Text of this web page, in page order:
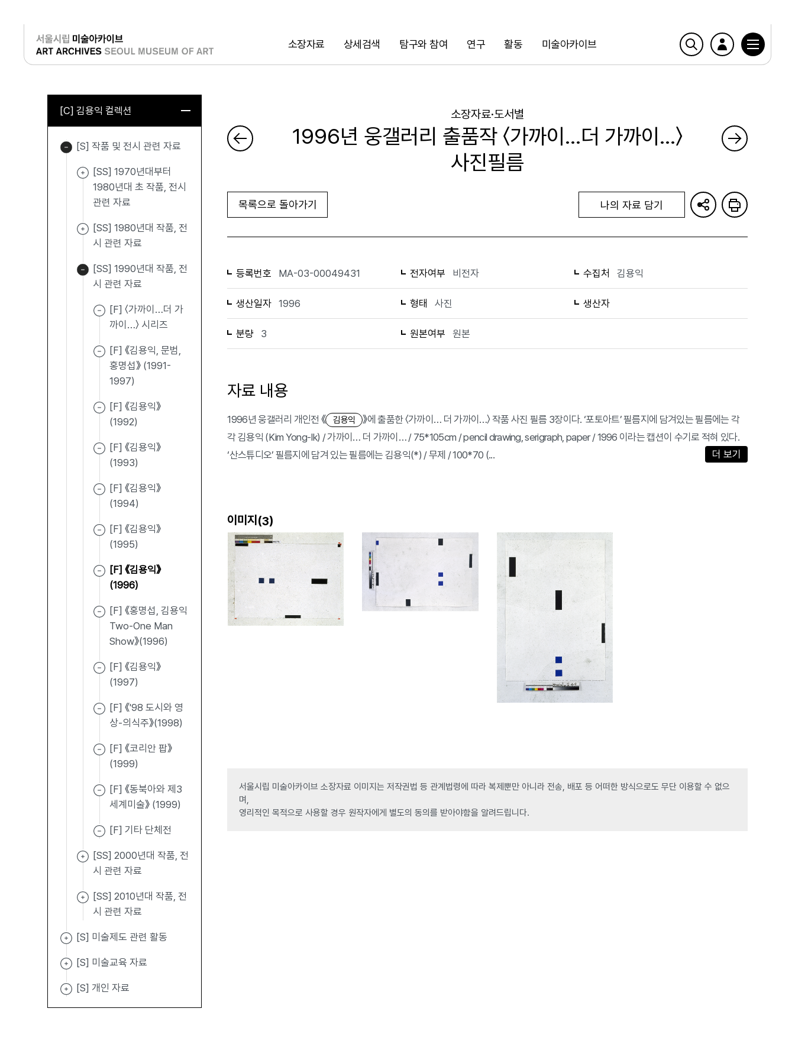
소장자료 상세검색 탐구와 참여 연구 활동 미술아카이브
검색
로그인
[C] 김용익 컬렉션
[S] 작품 및 전시 관련 자료
[SS] 1970년대부터
1980년대 초 작품, 전시
관련 자료
[SS] 1980년대 작품, 전
시 관련 자료
[SS] 1990년대 작품, 전
시 관련 자료
[F] 〈가까이…더 가
까이…〉 시리즈
[F] 《김용익, 문범,
홍명섭》 (1991-
1997)
[F] 《김용익》
(1992)
[F] 《김용익》
(1993)
[F] 《김용익》
(1994)
[F] 《김용익》
(1995)
[F] 《김용익》
(1996)
[F] 《홍명섭, 김용익
Two-One Man
Show》(1996)
[F] 《김용익》
(1997)
[F] 《'98 도시와 영
상-의식주》(1998)
[F] 《코리안 팝》
(1999)
[F] 《동북아와 제3
세계미술》 (1999)
[F] 기타 단체전
[SS] 2000년대 작품, 전
시 관련 자료
[SS] 2010년대 작품, 전
시 관련 자료
[S] 미술제도 관련 활동
[S] 미술교육 자료
[S] 개인 자료
소장자료·도서별
1996년 웅갤러리 출품작 〈가까이…더 가까이…〉
사진필름
목록으로 돌아가기 나의 자료 담기
등록번호 MA-03-00049431 전자여부 비전자 수집처 김용익
생산일자 1996 형태 사진 생산자
분량 3 원본여부 원본
자료 내용
1996년 웅갤러리 개인전 《 김용익
》에 출품한 〈가까이… 더 가까이…〉 작품 사진 필름 3장이다. ‘포토아트’ 필름지에 담겨있는 필름에는 각
각 김용익 (Kim Yong-Ik) / 가까이… 더 가까이… / 75*105cm / pencil drawing, serigraph, paper / 1996 이라는 캡션이 수기로 적혀 있다.
‘산스튜디오’ 필름지에 담겨 있는 필름에는 김용익(*) / 무제 / 100*70 (...
더 보기
이미지(3)
서울시립 미술아카이브 소장자료 이미지는 저작권법 등 관계법령에 따라 복제뿐만 아니라 전송, 배포 등 어떠한 방식으로도 무단 이용할 수 없으
며,
영리적인 목적으로 사용할 경우 원작자에게 별도의 동의를 받아야함을 알려드립니다.